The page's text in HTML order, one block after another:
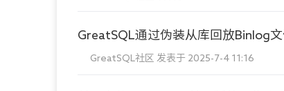
GreatSQL通过伪装从库回放Binlog文
GreatSQL社区 发表于 2025-7-4 11:16